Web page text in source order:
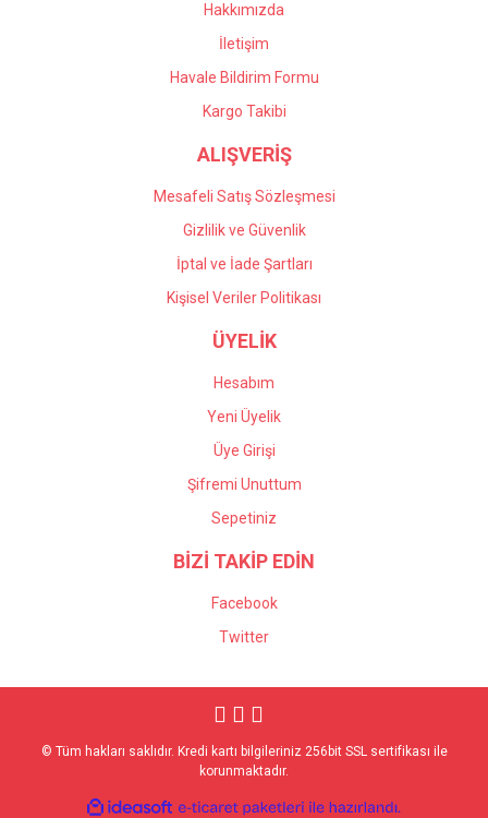
Hakkımızda
İletişim
Havale Bildirim Formu
Kargo Takibi
ALIŞVERİŞ
Mesafeli Satış Sözleşmesi
Gizlilik ve Güvenlik
İptal ve İade Şartları
Kişisel Veriler Politikası
ÜYELİK
Hesabım
Yeni Üyelik
Üye Girişi
Şifremi Unuttum
Sepetiniz
BİZİ TAKİP EDİN
Facebook
Twitter
© Tüm hakları saklıdır. Kredi kartı bilgileriniz 256bit SSL sertifikası ile
korunmaktadır.
ideasoft e-